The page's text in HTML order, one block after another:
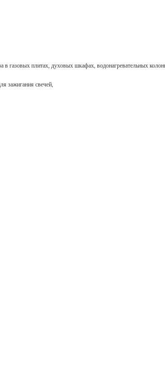
в газовых плитах, духовых шкафах, водонагревательных
зажигания свечей,